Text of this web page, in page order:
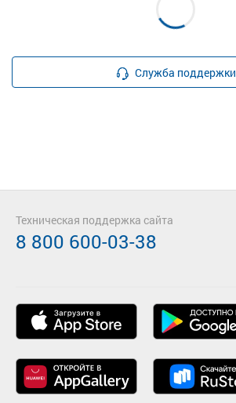
Служба поддержки
Техническая поддержка сайта
8 800 600-03-38